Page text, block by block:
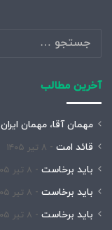
آخرین مطالب
مهمان آقا، مهمان ایران
قائد امت ۸ تیر ۱۴۰۵
باید برخاست ۸ تیر ۱۴۰۵
باید برخاست ۸ تیر ۱۴۰۵
باید برخاست ۸ تیر ۱۴۰۵